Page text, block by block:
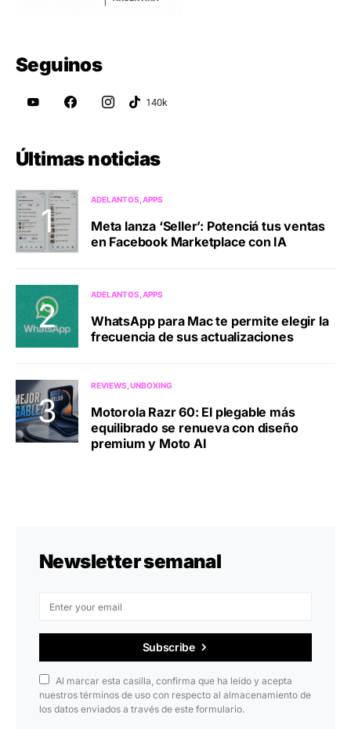
Seguinos
Últimas noticias
ADELANTOS APPS
Meta lanza ‘Seller’: Potenciá tus ventas
en Facebook Marketplace con IA
ADELANTOS APPS
WhatsApp para Mac te permite elegir la
frecuencia de sus actualizaciones
REVIEWS UNBOXING
Motorola Razr 60: El plegable más
equilibrado se renueva con diseño
premium y Moto AI
Newsletter semanal
Subscribe
Al marcar esta casilla, confirma que ha leído y acepta
nuestros términos de uso con respecto al almacenamiento de
los datos enviados a través de este formulario.